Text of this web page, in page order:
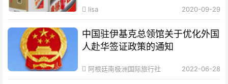
lisa 2020-09-29
中国驻伊基克总领馆关于优化外国
人赴华签证政策的通知
阿根廷南极洲国际旅行社 2022-06-28